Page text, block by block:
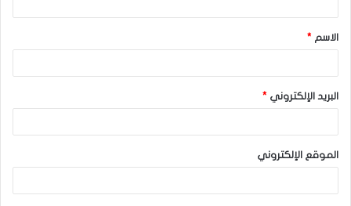
ق
*الاسم *
البريد الإلكتروني *
الموقع الإلكتروني